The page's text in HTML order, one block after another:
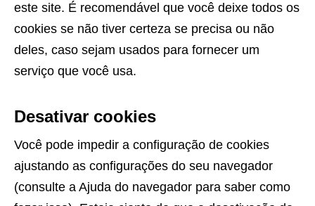
este site. É recomendável que você deixe todos os
cookies se não tiver certeza se precisa ou não
deles, caso sejam usados ​​para fornecer um
serviço que você usa.
Desativar cookies
Você pode impedir a configuração de cookies
ajustando as configurações do seu navegador
(consulte a Ajuda do navegador para saber como